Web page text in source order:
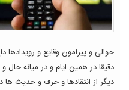
حوالی و پیرامون وقایع و
دقیقا در همین ایام و در میانه
دیگر از انتقادها و حرف و حدیث ها